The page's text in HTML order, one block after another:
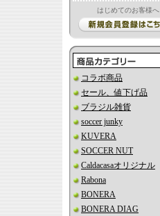
はじめてのお客様へ
コラボ商品
セール、値下げ品
ブラジル雑貨
soccer junky
KUVERA
SOCCER NUT
Caldacasaオリジナル
Rabona
BONERA
BONERA DIAG